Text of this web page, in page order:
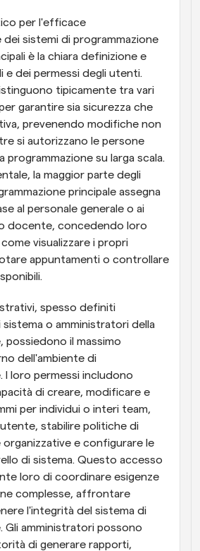
per l'efficace
dei sistemi di programmazione
è la chiara definizione e
e dei permessi degli utenti.
tipicamente tra vari
garantire sia sicurezza che
prevenendo modifiche non
si autorizzano le persone
programmazione su larga scala.
la maggior parte degli
principale assegna
al personale generale o ai
docente, concedendo loro
visualizzare i propri
appuntamenti o controllare
spesso definiti
o amministratori della
possiedono il massimo
dell'ambiente di
I loro permessi includono
di creare, modificare e
per individui o interi team,
stabilire politiche di
organizzative e configurare le
di sistema. Questo accesso
loro di coordinare esigenze
complesse, affrontare
l'integrità del sistema di
Gli amministratori possono
di generare rapporti,